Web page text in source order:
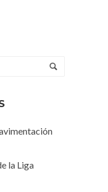
la Liga